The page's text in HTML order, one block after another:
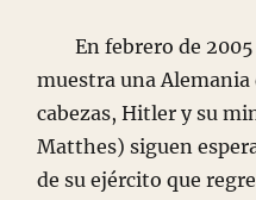
En febrero de 2005
muestra una Alemania
cabezas, Hitler y su
Matthes) siguen
de su ejército que